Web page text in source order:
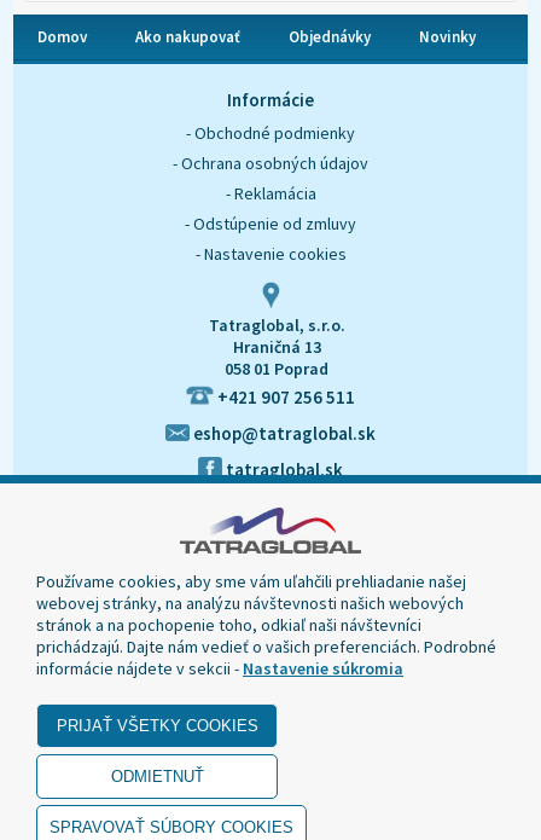
Domov Ako nakupovať Objednávky Novinky
Informácie
- Obchodné podmienky
- Ochrana osobných údajov
- Reklamácia
- Odstúpenie od zmluvy
- Nastavenie cookies
Tatraglobal, s.r.o.
Hraničná 13
058 01 Poprad
+421 907 256 511
eshop@tatraglobal.sk
tatraglobal.sk
© 2020 Tatraglobal, Všetky práva vyhradené.
Dizajn navrhol a naprogramoval Elall, spol. s r. o. -
Používame cookies, aby sme vám uľahčili prehliadanie našej
webovej stránky, na analýzu návštevnosti našich webových
stránok a na pochopenie toho, odkiaľ naši návštevníci
prichádzajú. Dajte nám vedieť o vašich preferenciách. Podrobné
informácie nájdete v sekcii - Nastavenie súkromia